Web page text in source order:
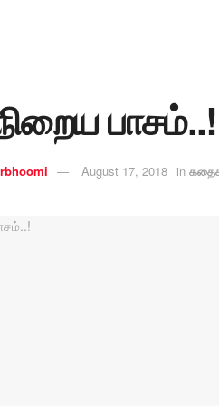
பாசம்..!
August 17, 2018 in